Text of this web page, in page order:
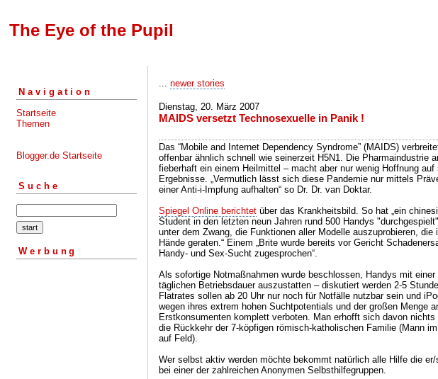
The Eye of the Pupil
Navigation
Startseite
Themen
Blogger.de Startseite
Suche
Werbung
... newer stories
Dienstag, 20. März 2007
MAIDS versetzt Technosexuelle in Panik !
Das “Mobile and Internet Dependency Syndrome” (MAIDS)
offenbar ähnlich schnell wie seinerzeit H5N1. Die Pharmaindustrie
fieberhaft ein einem Heilmittel – macht aber nur wenig Hoffnung auf
Ergebnisse. „Vermutlich lässt sich diese Pandemie nur mittels
einer Anti-i-Impfung aufhalten“ so Dr. Dr. van Doktar.
Spiegel Online berichtet über das Krankheitsbild. So hat „ein
Student in den letzten neun Jahren rund 500 Handys
unter dem Zwang, die Funktionen aller Modelle auszuprobieren, die
Hände geraten.“ Einem „Brite wurde bereits vor Gericht
Handy- und Sex-Sucht zugesprochen“.
Als sofortige Notmaßnahmen wurde beschlossen, Handys mit einer
täglichen Betriebsdauer auszustatten – diskutiert werden 2-5
Flatrates sollen ab 20 Uhr nur noch für Notfälle nutzbar sein und
wegen ihres extrem hohen Suchtpotentials und der großen Menge
Erstkonsumenten komplett verboten. Man erhofft sich davon nichts
die Rückkehr der 7-köpfigen römisch-katholischen Familie (Mann
auf Feld).
Wer selbst aktiv werden möchte bekommt natürlich alle Hilfe die
bei einer der zahlreichen Anonymen Selbsthilfegruppen.